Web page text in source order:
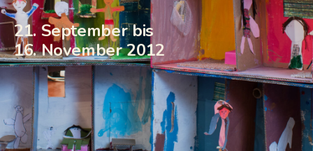
21. September bis
16. November 2012